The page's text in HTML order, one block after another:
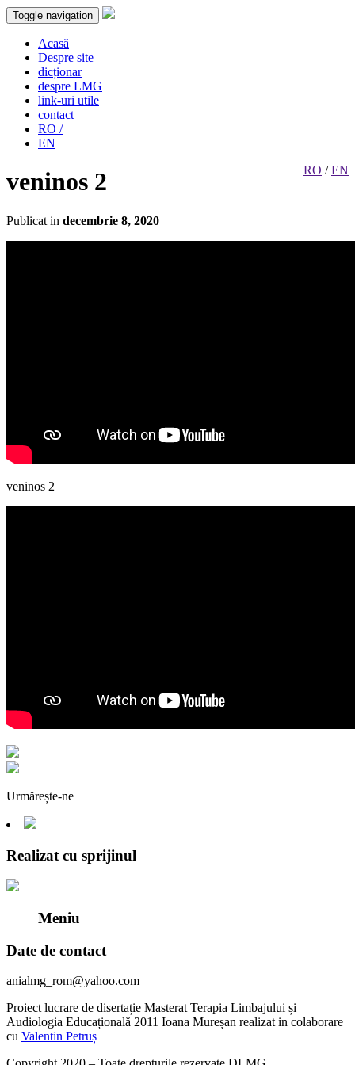
Toggle navigation
Acasă
Despre site
dicționar
despre LMG
link-uri utile
contact
RO /
EN
RO /EN
veninos 2
Publicat in decembrie 8, 2020
veninos 2
Urmărește-ne
Realizat cu sprijinul
Meniu
Date de contact
anialmg_rom@yahoo.com
Proiect lucrare de disertație Masterat Terapia Limbajului și
Audiologia Educațională 2011 Ioana Mureșan realizat in colaborare
cu Valentin Petruș